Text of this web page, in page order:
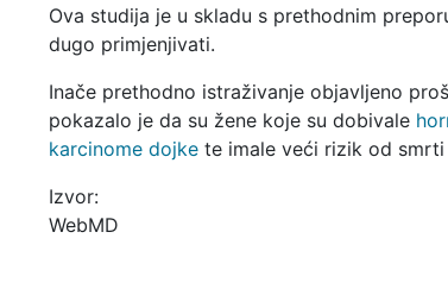
Ova studija je u skladu s prethodnim
dugo primjenjivati.
Inače prethodno istraživanje objavljeno
pokazalo je da su žene koje su dobivale
karcinome dojkete imale veći rizik od smrti
Izvor:
WebMD